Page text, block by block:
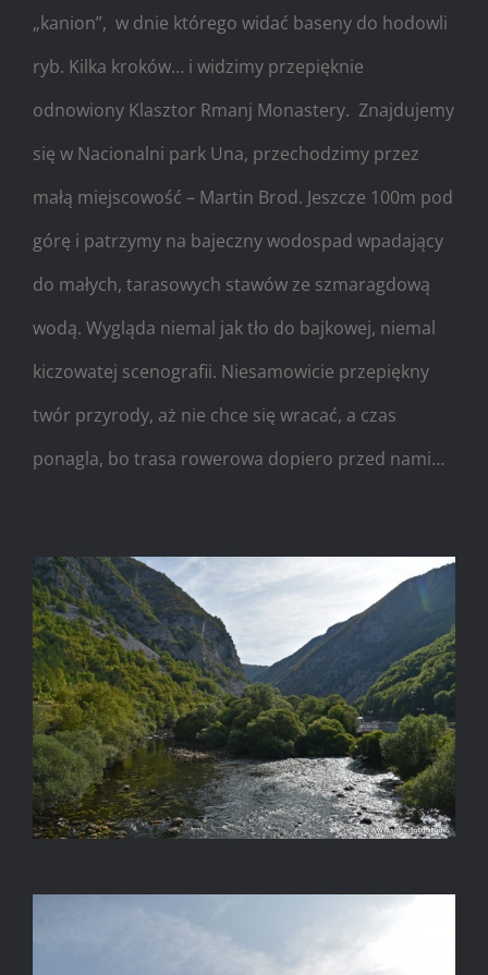
„kanion”, w dnie którego widać baseny do hodowli
ryb. Kilka kroków… i widzimy przepięknie
odnowiony Klasztor Rmanj Monastery. Znajdujemy
się w Nacionalni park Una, przechodzimy przez
małą miejscowość – Martin Brod. Jeszcze 100m pod
górę i patrzymy na bajeczny wodospad wpadający
do małych, tarasowych stawów ze szmaragdową
wodą. Wygląda niemal jak tło do bajkowej, niemal
kiczowatej scenografii. Niesamowicie przepiękny
twór przyrody, aż nie chce się wracać, a czas
ponagla, bo trasa rowerowa dopiero przed nami…